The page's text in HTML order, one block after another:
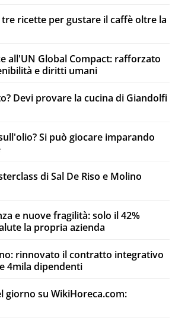
ricette per gustare il caffè oltre la
all'UN Global Compact: rafforzato
e diritti umani
Devi provare la cucina di Giandolfi
Si può giocare imparando
di Sal De Riso e Molino
e nuove fragilità: solo il 42%
la propria azienda
rinnovato il contratto integrativo
4mila dipendenti
giorno su WikiHoreca.com: